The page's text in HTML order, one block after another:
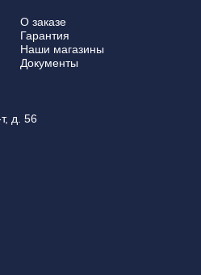
О заказе
Гарантия
Наши магазины
Документы
д. 56